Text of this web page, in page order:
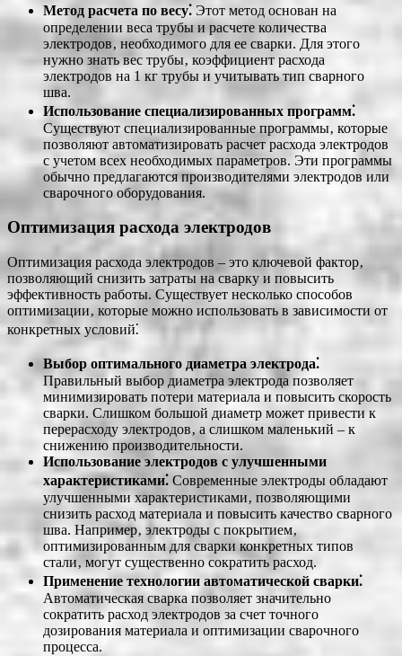
Метод расчета по весу⁚ Этот метод основан на
определении веса трубы и расчете количества
электродов‚ необходимого для ее сварки. Для этого
нужно знать вес трубы‚ коэффициент расхода
электродов на 1 кг трубы и учитывать тип сварного
шва.
Использование специализированных программ⁚
Существуют специализированные программы‚ которые
позволяют автоматизировать расчет расхода электродов
с учетом всех необходимых параметров. Эти программы
обычно предлагаются производителями электродов или
сварочного оборудования.
Оптимизация расхода электродов
Оптимизация расхода электродов – это ключевой фактор‚
позволяющий снизить затраты на сварку и повысить
эффективность работы. Существует несколько способов
оптимизации‚ которые можно использовать в зависимости от
конкретных условий⁚
Выбор оптимального диаметра электрода⁚
Правильный выбор диаметра электрода позволяет
минимизировать потери материала и повысить скорость
сварки. Слишком большой диаметр может привести к
перерасходу электродов‚ а слишком маленький – к
снижению производительности.
Использование электродов с улучшенными
характеристиками⁚ Современные электроды обладают
улучшенными характеристиками‚ позволяющими
снизить расход материала и повысить качество сварного
шва. Например‚ электроды с покрытием‚
оптимизированным для сварки конкретных типов
стали‚ могут существенно сократить расход.
Применение технологии автоматической сварки⁚
Автоматическая сварка позволяет значительно
сократить расход электродов за счет точного
дозирования материала и оптимизации сварочного
процесса.